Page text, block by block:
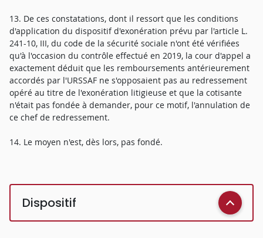
13. De ces constatations, dont il ressort que les conditions
d'application du dispositif d'exonération prévu par l'article L.
241-10, III, du code de la sécurité sociale n'ont été vérifiées
qu'à l'occasion du contrôle effectué en 2019, la cour d'appel a
exactement déduit que les remboursements antérieurement
accordés par l'URSSAF ne s'opposaient pas au redressement
opéré au titre de l'exonération litigieuse et que la cotisante
n'était pas fondée à demander, pour ce motif, l'annulation de
ce chef de redressement.
14. Le moyen n'est, dès lors, pas fondé.
Dispositif